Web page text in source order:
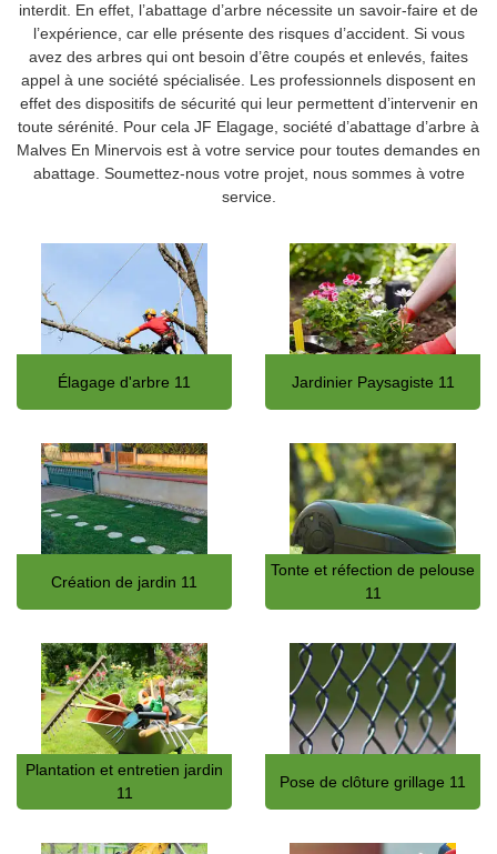
interdit. En effet, l’abattage d’arbre nécessite un savoir-faire et de
l’expérience, car elle présente des risques d’accident. Si vous
avez des arbres qui ont besoin d’être coupés et enlevés, faites
appel à une société spécialisée. Les professionnels disposent en
effet des dispositifs de sécurité qui leur permettent d’intervenir en
toute sérénité. Pour cela JF Elagage, société d’abattage d’arbre à
Malves En Minervois est à votre service pour toutes demandes en
abattage. Soumettez-nous votre projet, nous sommes à votre
service.
Élagage d'arbre 11 Jardinier Paysagiste 11
Création de jardin 11
Tonte et réfection de pelouse
11
Plantation et entretien jardin
11
Pose de clôture grillage 11